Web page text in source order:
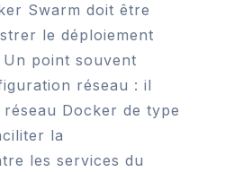
Swarm doit être
le déploiement
point souvent
réseau : il
Docker de type
la
les services du